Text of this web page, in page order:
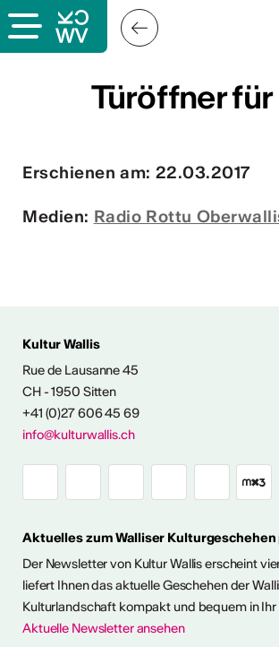
Türöffner für
Türöffner für
Erschienen am: 22.03.2017
Medien: Radio Rottu
Kultur Wallis
Rue de Lausanne 45
CH - 1950 Sitten
+41 (0)27 606 45 69
info@kulturwallis.ch
Aktuelles zum Walliser Kulturgeschehen
Der Newsletter von Kultur Wallis erscheint
liefert Ihnen das aktuelle Geschehen der
Kulturlandschaft kompakt und bequem in Ihr
Aktuelle Newsletter ansehen